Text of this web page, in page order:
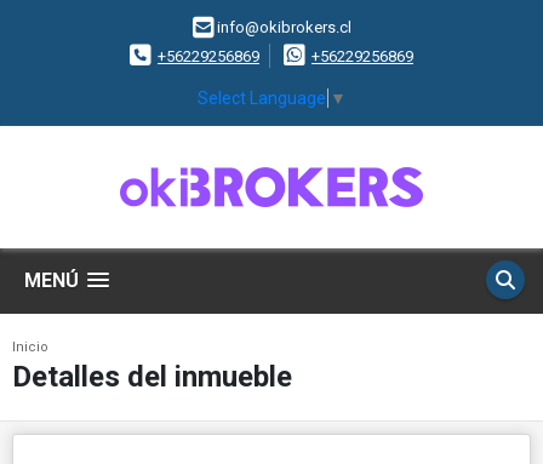
info@okibrokers.cl
+56229256869
+56229256869
Select Language ▼
MENÚ
Inicio
Detalles del inmueble